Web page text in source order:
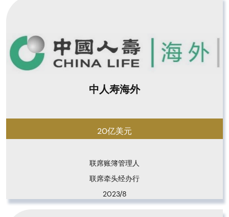
中人寿海外
20亿美元
联席账簿管理人
联席牵头经办行
2023/8